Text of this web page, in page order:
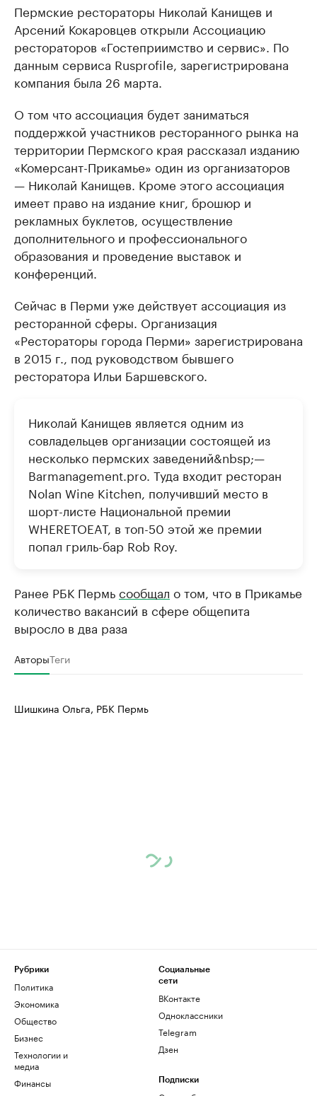
Пермские рестораторы Николай Канищев и
Арсений Кокаровцев открыли Ассоциацию
рестораторов «Гостеприимство и сервис». По
данным сервиса Rusprofile, зарегистрирована
компания была 26 марта.
О том что ассоциация будет заниматься
поддержкой участников ресторанного рынка на
территории Пермского края рассказал изданию
«Комерсант-Прикамье» один из организаторов
— Николай Канищев. Кроме этого ассоциация
имеет право на издание книг, брошюр и
рекламных буклетов, осуществление
дополнительного и профессионального
образования и проведение выставок и
конференций.
Сейчас в Перми уже действует ассоциация из
ресторанной сферы. Организация
«Рестораторы города Перми» зарегистрирована
в 2015 г., под руководством бывшего
ресторатора Ильи Баршевского.
Николай Канищев является одним из
совладельцев организации состоящей из
несколько пермских заведений&nbsp;—
Barmanagement.pro. Туда входит ресторан
Nolan Wine Kitchen, получивший место в
шорт-листе Национальной премии
WHERETOEAT, в топ-50 этой же премии
попал гриль-бар Rob Roy.
Ранее РБК Пермьсообщал о том, что в Прикамье
количество вакансий в сфере общепита
выросло в два раза
АвторыТеги
Шишкина Ольга, РБК Пермь
Рубрики
Политика
Экономика
Общество
Бизнес
Технологии и
медиа
Финансы
Социальные
сети
ВКонтакте
Одноклассники
Telegram
Дзен
Подписки